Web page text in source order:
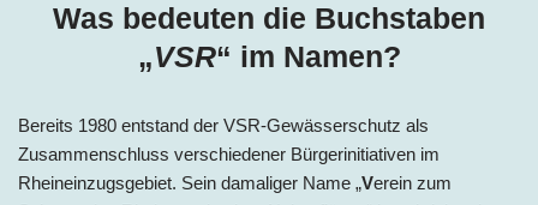
Was bedeuten die Buchstaben
„VSR“ im Namen?
Bereits 1980 entstand der VSR-Gewässerschutz als
Zusammenschluss verschiedener Bürgerinitiativen im
Rheineinzugsgebiet. Sein damaliger Name „Verein zum